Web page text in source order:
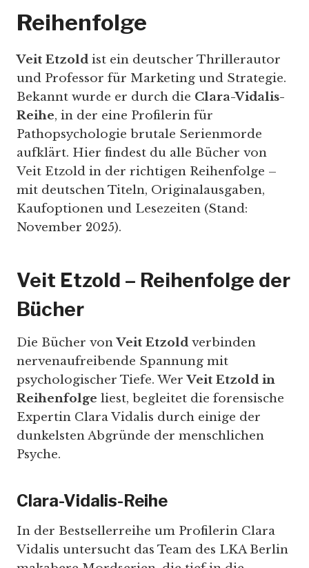
Reihenfolge
Veit Etzold ist ein deutscher Thrillerautor
und Professor für Marketing und Strategie.
Bekannt wurde er durch die Clara-Vidalis-
Reihe, in der eine Profilerin für
Pathopsychologie brutale Serienmorde
aufklärt. Hier findest du alle Bücher von
Veit Etzold in der richtigen Reihenfolge –
mit deutschen Titeln, Originalausgaben,
Kaufoptionen und Lesezeiten (Stand:
November 2025).
Veit Etzold – Reihenfolge der
Bücher
Die Bücher vonVeit Etzold verbinden
nervenaufreibende Spannung mit
psychologischer Tiefe. WerVeit Etzold in
Reihenfolge liest, begleitet die forensische
Expertin Clara Vidalis durch einige der
dunkelsten Abgründe der menschlichen
Psyche.
Clara-Vidalis-Reihe
In der Bestsellerreihe um Profilerin Clara
Vidalis untersucht das Team des LKA Berlin